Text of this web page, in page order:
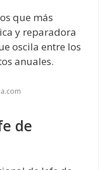
que más
y reparadora
oscila entre los
anuales.
de